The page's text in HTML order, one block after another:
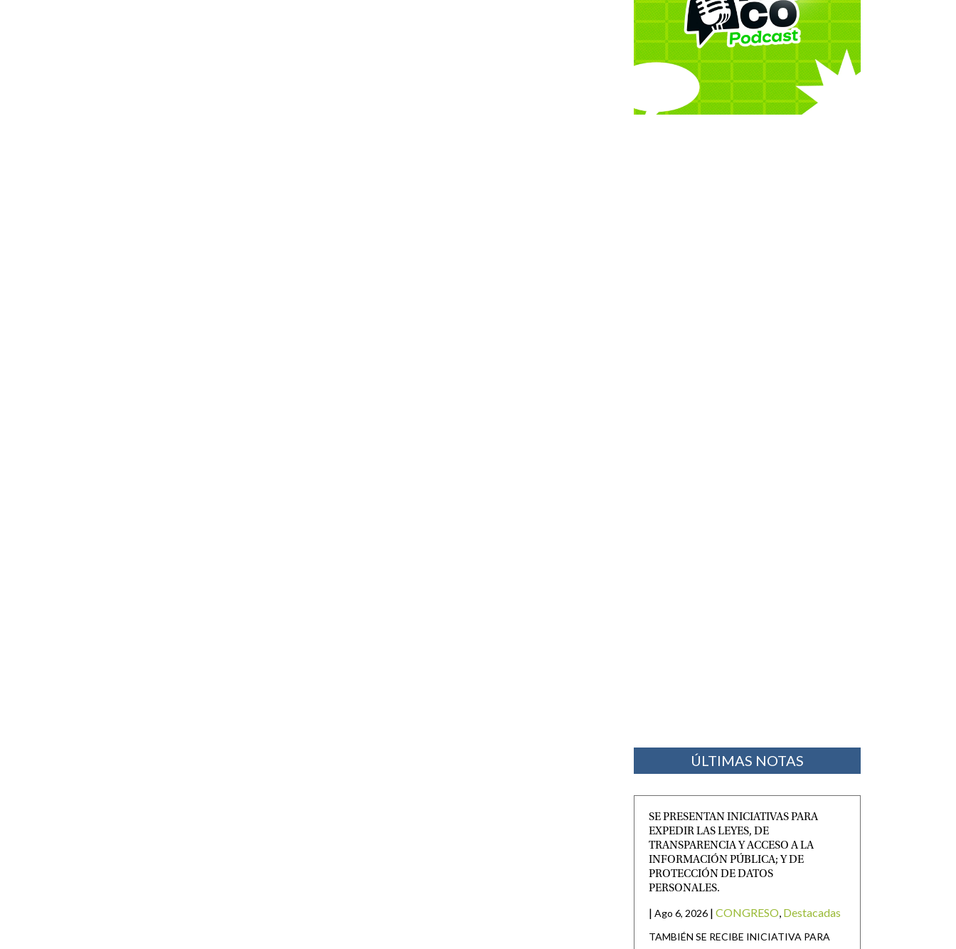
ÚLTIMAS NOTAS
SE PRESENTAN INICIATIVAS PARA
EXPEDIR LAS LEYES, DE
TRANSPARENCIA Y ACCESO A LA
INFORMACIÓN PÚBLICA; Y DE
PROTECCIÓN DE DATOS
PERSONALES.
| Ago 6, 2026 | CONGRESO Destacadas
TAMBIÉN SE RECIBE INICIATIVA PARA